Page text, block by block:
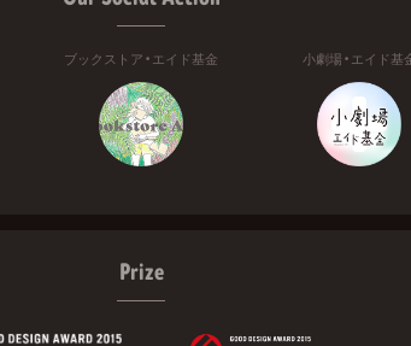
ブックストア・エイド基金 小劇場・エイド基
Prize